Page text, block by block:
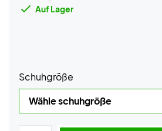
Auf Lager
Schuhgröße